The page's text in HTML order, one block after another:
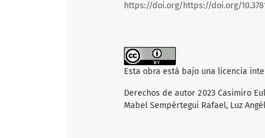
https://doi.org/https://doi.org/
Esta obra está bajo una licencia
Derechos de autor 2023 Casimiro
Mabel Sempértegui Rafael, Luz